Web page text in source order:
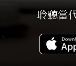
聆聽當